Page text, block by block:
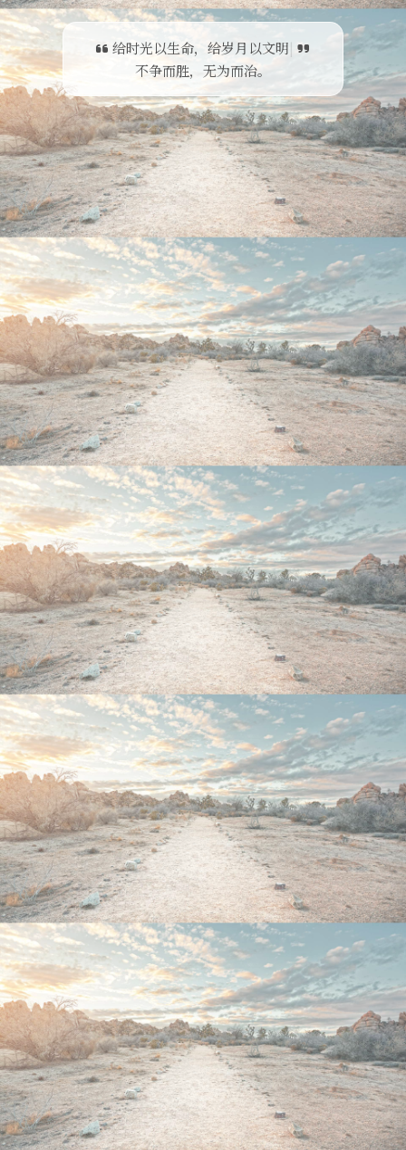
给时光以生命，给岁月以文明|
不争而胜，无为而治。